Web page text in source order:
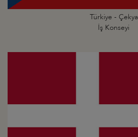
Türkiye - Çekya
İş Konseyi